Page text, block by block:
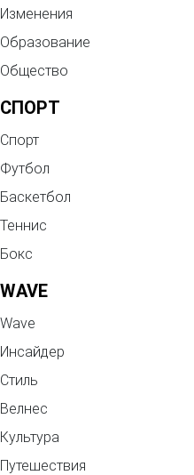
Изменения
Образование
Общество
СПОРТ
Спорт
Футбол
Баскетбол
Теннис
Бокс
WAVE
Wave
Инсайдер
Стиль
Велнес
Культура
Путешествия